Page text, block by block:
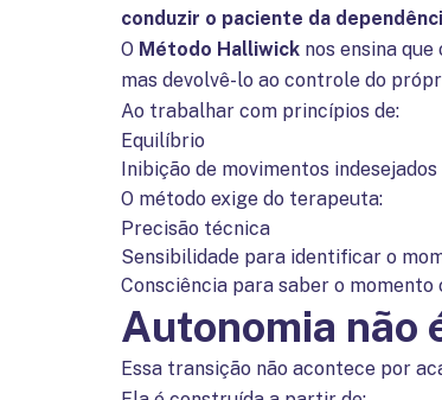
conduzir o paciente da
O Método Halliwick nos ensina
mas devolvê-lo ao controle do
Ao trabalhar com princípios de:
Equilíbrio
Inibição de movimentos indesejados
O método exige do terapeuta:
Precisão técnica
Sensibilidade para identificar o
Consciência para saber o
Autonomia não
Essa transição não acontece por